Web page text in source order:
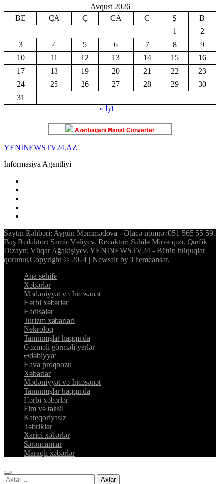
Avqust 2026
BE
ÇA Ç CA C Ş
B
1
2
3
4 5 6 7 8
9
10
11 12 13 14 15
16
17
18 19 20 21 22
23
24
25 26 27 28 29
30
31
« İyl
Azerbaijani Manat Converter
YENINEWSTV24.AZ
İnformasiya Agentliyi
Saytın Rəhbəri: Aygün Məmmədova - Əlaqə nömrə :051 565 55 59.
Baş Redaktor: Samir Vəliyev. Redaktor: Sahilə Mirzə qızı. Qarfik
Dizayn: Vüqar Ağakişiyev. YENİNEWSTV24 - Bütün hüquqlar
qorunur.Copyright © 2024 | Newsairby Themeansar.
Ana sehife
Xəbərlər
Mədəniyyət və İncəsənət
Hərbi xəbərlər
Hadisələr
Turizm xəbərləri
Nekroloq
Tanınmışlar haqqında
Gəzməli görməli yerlər
Ədəbiyyat
Hava proqnozu
Xəbərlər
Mədəniyyət və İncəsənət
Tanınmışlar haqqında
Hərbi xəbərlər
Elm və təhsil
Kateqoriyasız
Təbriklər
Xarici xəbərlər
Sərəncamlar
Maraqlı xəbərlər
Axtarış: